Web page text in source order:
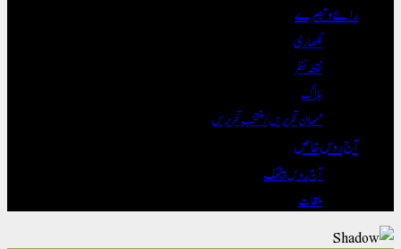
رائے و تبصرے
لکھاری
نقطہ نظر
بلاگ
مہمان تحریریں / منتخب تحریریں
آج روس خاص
آج روس بیٹھک
ملقات